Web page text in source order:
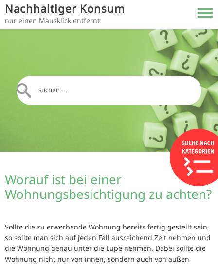
Direkt zum Inhalt
Nachhaltiger Konsum
nur einen Mausklick entfernt
Worauf ist bei einer
Wohnungsbesichtigung zu achten?
Sollte die zu erwerbende Wohnung bereits fertig gestellt sein,
so sollte man sich auf jeden Fall ausreichend Zeit nehmen und
die Wohnung genau unter die Lupe nehmen. Dabei sollte die
Wohnung nicht nur von innen, sondern auch von außen